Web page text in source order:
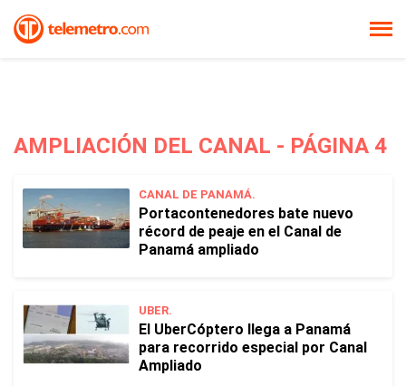
AMPLIACIÓN DEL CANAL - PÁGINA 4
CANAL DE PANAMÁ.
Portacontenedores bate nuevo
récord de peaje en el Canal de
Panamá ampliado
UBER.
El UberCóptero llega a Panamá
para recorrido especial por Canal
Ampliado